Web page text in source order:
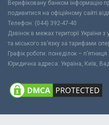
Верифіковану банком інформацію
подивитися на офіційному сайті
Телефон: (044) 392-47-40
Дзвінок в межах території України
та міського зв’язку за тарифами
Графік роботи: понеділок –
Юридична адреса: Україна, Київ,